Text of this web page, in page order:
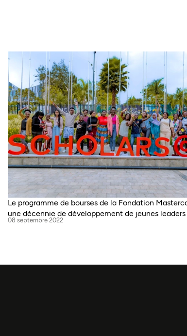
Le programme de bourses de la Fondation
une décennie de développement de jeunes leaders
08 septembre 2022